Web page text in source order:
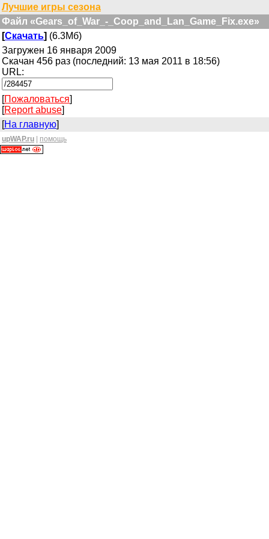
Лучшие игры сезона
Файл «Gears_of_War_-_Coop_and_Lan_Game_Fix.exe»
[Скачать] (6.3Мб)
Загружен 16 января 2009
Скачан 456 раз (последний: 13 мая 2011 в 18:56)
URL:
[Пожаловаться]
[Report abuse]
[На главную]
upWAP.ru помощь